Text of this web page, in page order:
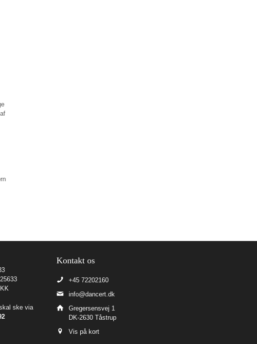
ske via
Kontakt os
+45 72202160
info@dancert.dk
Gregersensvej 1
DK-2630 Tåstrup
Vis på kort